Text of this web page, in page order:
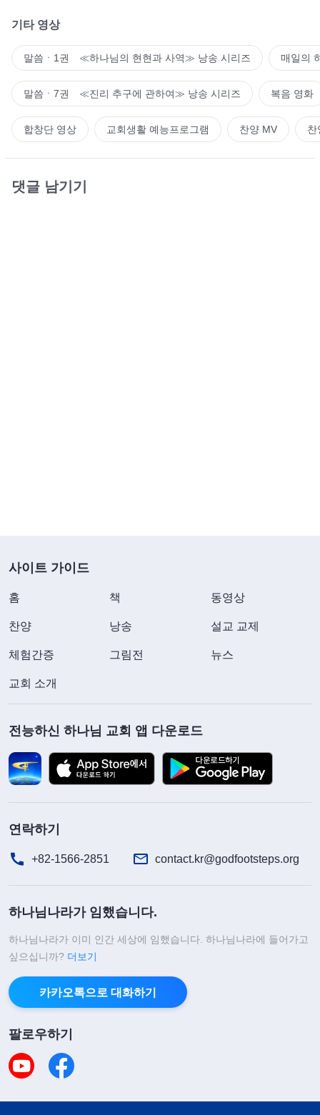
기타 영상
말씀ㆍ1권 ≪하나님의 현현과 사역≫ 낭송 시리즈 매일의
말씀ㆍ7권 ≪진리 추구에 관하여≫ 낭송 시리즈 복음 영화
합창단 영상 교회생활 예능프로그램 찬양 MV 찬
댓글 남기기
사이트 가이드
홈 책 동영상
찬양 낭송 설교 교제
체험간증 그림전 뉴스
교회 소개
전능하신 하나님 교회 앱 다운로드
연락하기
+82-1566-2851 contact.kr@godfootsteps.org
하나님나라가 임했습니다.
하나님나라가 이미 인간 세상에 임했습니다. 하나님나라에 들어가고
싶으십니까? 더보기
카카오톡으로 대화하기
팔로우하기